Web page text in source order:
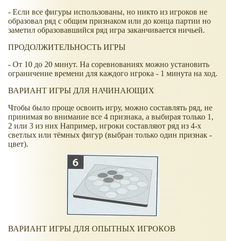
- Если все фигуры использованы, но никто из игроков не
образовал ряд с общим признаком или до конца партии но
заметил образовавшийся ряд игра заканчивается ничьей.
ПРОДОЛЖИТЕЛЬНОСТЬ ИГРЫ
- От 10 до 20 минут. На соревнованиях можно установить
ограничение времени для каждого игрока - 1 минута на ход.
ВАРИАНТ ИГРЫ ДЛЯ НАЧИНАЮЩИХ
Чтобы было проще освоить игру, можно составлять ряд, не
принимая во внимание все 4 признака, а выбирая только 1,
2 или 3 из них Например, игроки составляют ряд из 4-х
светлых или тёмных фигур (выбран только один признак -
цвет).
ВАРИАНТ ИГРЫ ДЛЯ ОПЫТНЫХ ИГРОКОВ